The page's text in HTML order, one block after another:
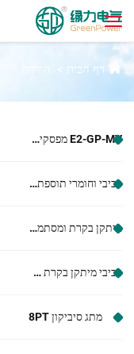
חֲדָשִים
הורדה
דף הבית > הורדה
E2-GP-MV מפסקים ומרכיבים
רכיבי וחומרי תוספת למיתקן בקרת H1-GP-MV
מיתקן בקרת ומסתמים לזרם E3-GP-LV
רכיבי מיתקן בקרת L1-GP-LV וחומרי תוספת
מתג סיביקון 8PT